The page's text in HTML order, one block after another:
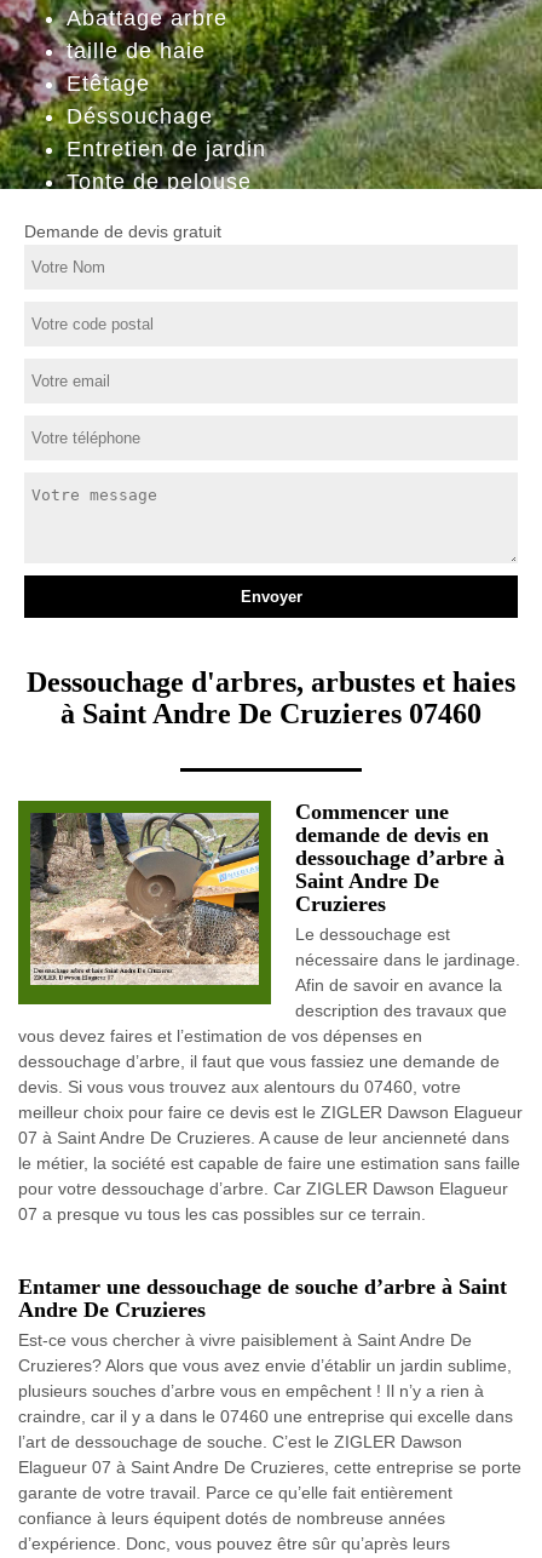
Abattage arbre
taille de haie
Etêtage
Déssouchage
Entretien de jardin
Tonte de pelouse
Demande de devis gratuit
Dessouchage d'arbres, arbustes et haies
à Saint Andre De Cruzieres 07460
Commencer une
demande de devis en
dessouchage d’arbre à
Saint Andre De
Cruzieres
Le dessouchage est
nécessaire dans le jardinage.
Afin de savoir en avance la
description des travaux que
vous devez faires et l’estimation de vos dépenses en
dessouchage d’arbre, il faut que vous fassiez une demande de
devis. Si vous vous trouvez aux alentours du 07460, votre
meilleur choix pour faire ce devis est le ZIGLER Dawson Elagueur
07 à Saint Andre De Cruzieres. A cause de leur ancienneté dans
le métier, la société est capable de faire une estimation sans faille
pour votre dessouchage d’arbre. Car ZIGLER Dawson Elagueur
07 a presque vu tous les cas possibles sur ce terrain.
Entamer une dessouchage de souche d’arbre à Saint
Andre De Cruzieres
Est-ce vous chercher à vivre paisiblement à Saint Andre De
Cruzieres? Alors que vous avez envie d’établir un jardin sublime,
plusieurs souches d’arbre vous en empêchent ! Il n’y a rien à
craindre, car il y a dans le 07460 une entreprise qui excelle dans
l’art de dessouchage de souche. C’est le ZIGLER Dawson
Elagueur 07 à Saint Andre De Cruzieres, cette entreprise se porte
garante de votre travail. Parce ce qu’elle fait entièrement
confiance à leurs équipent dotés de nombreuse années
d’expérience. Donc, vous pouvez être sûr qu’après leurs